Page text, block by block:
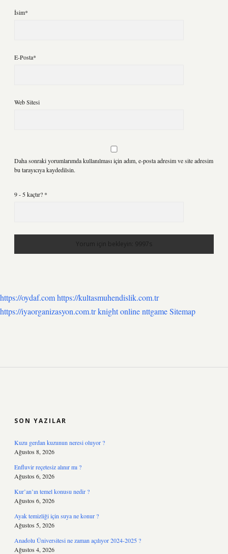
İsim*
E-Posta*
Web Sitesi
Daha sonraki yorumlarımda kullanılması için adım, e-posta adresim ve site adresim
bu tarayıcıya kaydedilsin.
9 - 5 kaçtır? *
https://oydaf.comhttps://kultasmuhendislik.com.tr
https://iyaorganizasyon.com.trknight onlinenttgameSitemap
SON YAZILAR
Kuzu gerdan kuzunun neresi oluyor ?
Ağustos 8, 2026
Enfluvir reçetesiz alınır mı ?
Ağustos 6, 2026
Kur’an’ın temel konusu nedir ?
Ağustos 6, 2026
Ayak temizliği için suya ne konur ?
Ağustos 5, 2026
Anadolu Üniversitesi ne zaman açılıyor 2024-2025 ?
Ağustos 4, 2026